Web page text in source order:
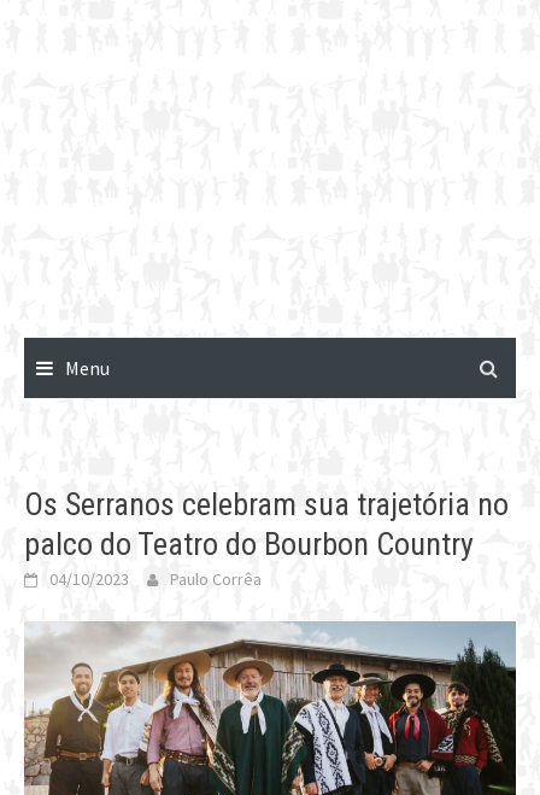
Menu
Os Serranos celebram sua trajetória no
palco do Teatro do Bourbon Country
04/10/2023 Paulo Corrêa